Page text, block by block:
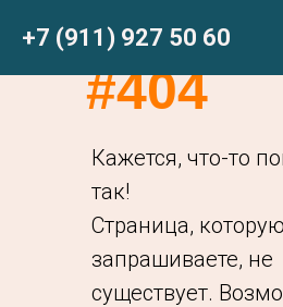
+7 (911) 927 50 60
#404
Кажется, что-то
так!
Страница,
запрашиваете, не
существует.